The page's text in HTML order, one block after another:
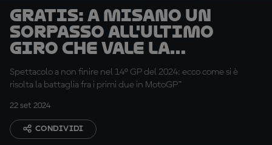
GRATIS: a Misano un
sorpasso all'ultimo
giro che vale la
vittoria
Spettacolo a non finire nel 14° GP del 2024: ecco come si è
risolta la battaglia fra i primi due in MotoGP™
22 set 2024
CONDIVIDI